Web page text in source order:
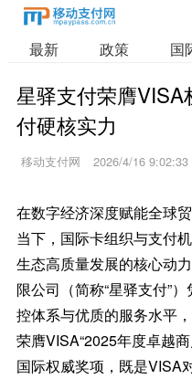
最新 政策 国
星驿支付荣膺
付硬核实力
移动支付网 2026/4/16 9:02:33
在数字经济深度赋能全球
当下，国际卡组织与支付
生态高质量发展的核心动
限公司（简称“星驿支付”
控体系与优质的服务水平
荣膺VISA“2025年度卓越
国际权威奖项，既是VISA